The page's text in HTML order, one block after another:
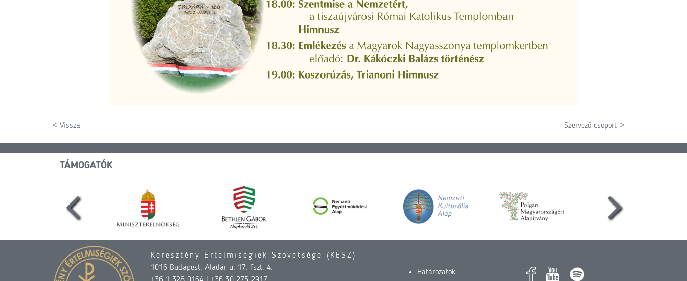
< Vissza Szervező csoport >
TÁMOGATÓK
Keresztény Értelmiségiek Szövetsége (KÉSZ)
1016 Budapest, Aladár u. 17. fszt. 4.
Határozatok